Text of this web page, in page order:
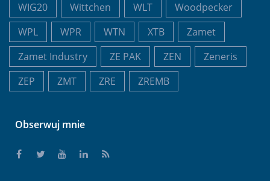
WIG20
Wittchen WLT
Woodpecker
WPL
WPR WTN XTB
Zamet
Zamet Industry
ZE PAK ZEN
Zeneris
ZEP
ZMT ZRE ZREMB
Obserwuj mnie